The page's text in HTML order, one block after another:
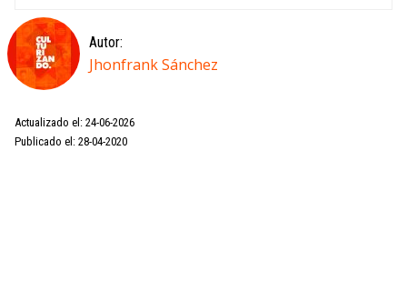
Autor:
Jhonfrank Sánchez
Actualizado el: 24-06-2026
Publicado el: 28-04-2020